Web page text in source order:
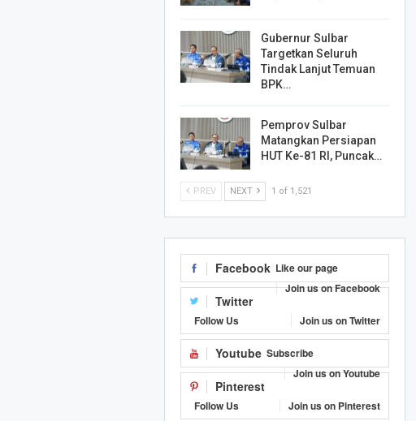
Gubernur Sulbar
Targetkan Seluruh
Tindak Lanjut Temuan
BPK…
Pemprov Sulbar
Matangkan Persiapan
HUT Ke-81 RI, Puncak…
PREV NEXT 1 of 1,521
Facebook Like our page
Join us on Facebook
Twitter
Follow Us Join us on Twitter
Youtube Subscribe
Join us on Youtube
Pinterest
Follow Us Join us on Pinterest